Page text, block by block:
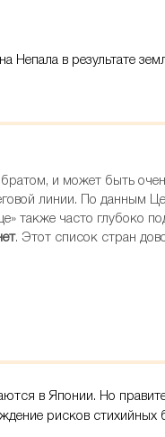
Непала в результате
и может быть
линии. По данным
также часто глубоко
. Этот список стран
в Японии. Но
рисков стихийных